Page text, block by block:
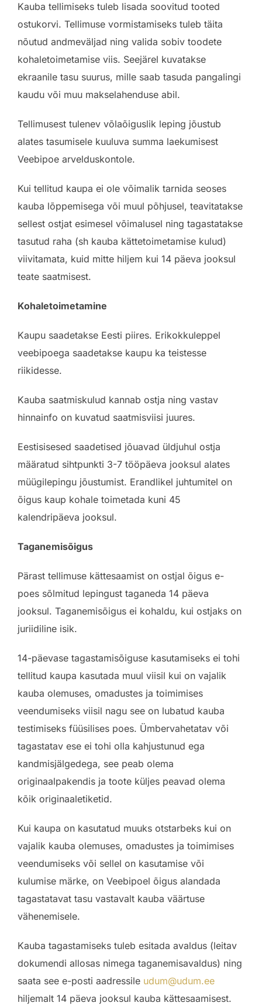
Kauba tellimiseks tuleb lisada soovitud tooted
ostukorvi. Tellimuse vormistamiseks tuleb täita
nõutud andmeväljad ning valida sobiv toodete
kohaletoimetamise viis. Seejärel kuvatakse
ekraanile tasu suurus, mille saab tasuda pangalingi
kaudu või muu makselahenduse abil.
Tellimusest tulenev võlaõiguslik leping jõustub
alates tasumisele kuuluva summa laekumisest
Veebipoe arvelduskontole.
Kui tellitud kaupa ei ole võimalik tarnida seoses
kauba lõppemisega või muul põhjusel, teavitatakse
sellest ostjat esimesel võimalusel ning tagastatakse
tasutud raha (sh kauba kättetoimetamise kulud)
viivitamata, kuid mitte hiljem kui 14 päeva jooksul
teate saatmisest.
Kohaletoimetamine
Kaupu saadetakse Eesti piires. Erikokkuleppel
veebipoega saadetakse kaupu ka teistesse
riikidesse.
Kauba saatmiskulud kannab ostja ning vastav
hinnainfo on kuvatud saatmisviisi juures.
Eestisisesed saadetised jõuavad üldjuhul ostja
määratud sihtpunkti 3-7 tööpäeva jooksul alates
müügilepingu jõustumist. Erandlikel juhtumitel on
õigus kaup kohale toimetada kuni 45
kalendripäeva jooksul.
Taganemisõigus
Pärast tellimuse kättesaamist on ostjal õigus e-
poes sõlmitud lepingust taganeda 14 päeva
jooksul. Taganemisõigus ei kohaldu, kui ostjaks on
juriidiline isik.
14-päevase tagastamisõiguse kasutamiseks ei tohi
tellitud kaupa kasutada muul viisil kui on vajalik
kauba olemuses, omadustes ja toimimises
veendumiseks viisil nagu see on lubatud kauba
testimiseks füüsilises poes. Ümbervahetatav või
tagastatav ese ei tohi olla kahjustunud ega
kandmisjälgedega, see peab olema
originaalpakendis ja toote küljes peavad olema
kõik originaaletiketid.
Kui kaupa on kasutatud muuks otstarbeks kui on
vajalik kauba olemuses, omadustes ja toimimises
veendumiseks või sellel on kasutamise või
kulumise märke, on Veebipoel õigus alandada
tagastatavat tasu vastavalt kauba väärtuse
vähenemisele.
Kauba tagastamiseks tuleb esitada avaldus (leitav
dokumendi allosas nimega taganemisavaldus) ning
saata see e-posti aadressile udum@udum.ee
hiljemalt 14 päeva jooksul kauba kättesaamisest.